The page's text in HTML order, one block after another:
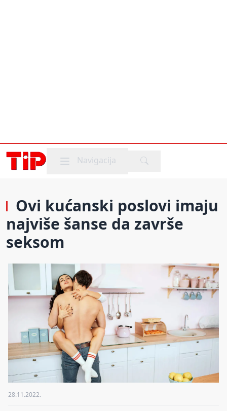
Mobile menu
Navigacija
Ovi kućanski poslovi imaju
najviše šanse da završe
seksom
28.11.2022.